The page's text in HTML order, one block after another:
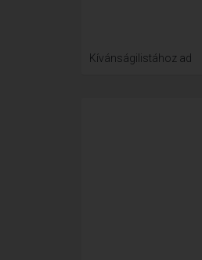
Kívánságilistához ad